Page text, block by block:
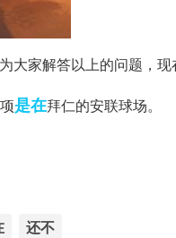
大家解答以上的问题，现
是在拜仁的安联球场。
还不